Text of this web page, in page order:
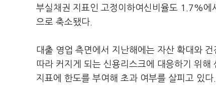
부실채권 지표인 고정이하여신비율도 1.7%
으로 축소됐다.
대출 영업 측면에서 지난해에는 자산 확대와
따라 커지게 되는 신용리스크에 대응하기 위
지표에 한도를 부여해 초과 여부를 살피고 있다.